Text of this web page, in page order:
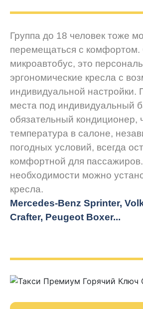
Группа до 18 человек тоже
перемещаться с
микроавтобус, это
эргономические кресла с
индивидуальной настройки.
места под индивидуальный
обязательный кондиционер,
температура в салоне,
погодных условий, всегда
комфортной для
необходимости можно
кресла.
Mercedes-Benz Sprinter,
Crafter, Peugeot Boxer...